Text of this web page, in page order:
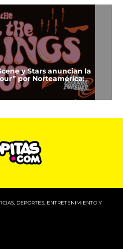
y Stars anuncian la
por Norteamérica:
DEPORTES, ENTRETENIMIENTO Y